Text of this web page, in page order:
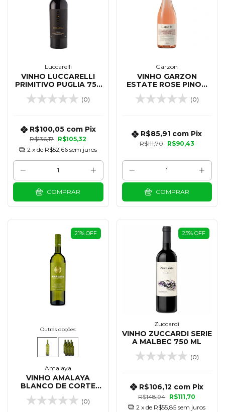
Luccarelli
VINHO LUCCARELLI
PRIMITIVO PUGLIA 750
ML
(0)
R$136,17 R$105,32
R$100,05 com Pix
2 x de R$52,66 sem juros
COMPRAR
Garzon
VINHO GARZON
ESTATE ROSE PINOT
DE CORTE 750 ML
(0)
R$111,70 R$90,43
R$85,91 com Pix
COMPRAR
21% OFF
Outras opções:
Amalaya
VINHO AMALAYA
BLANCO DE CORTE
TORRONTES -
RIESLING 750 ML
(0)
25% OFF
Zuccardi
VINHO ZUCCARDI SERIE
A MALBEC 750 ML
(0)
R$148,94 R$111,70
R$106,12 com Pix
2 x de R$55,85 sem juros